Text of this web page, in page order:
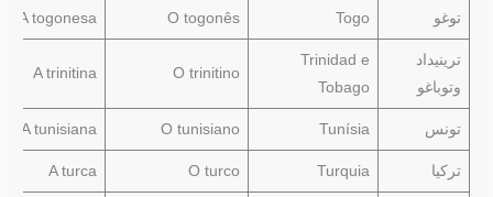
توغو Togo
O togonês
A togonesa
ترينيداد
وتوباغو
Trinidad e
Tobago
O trinitino
A trinitina
تونس Tunísia
O tunisiano
A tunisiana
تركيا Turquia
O turco
A turca